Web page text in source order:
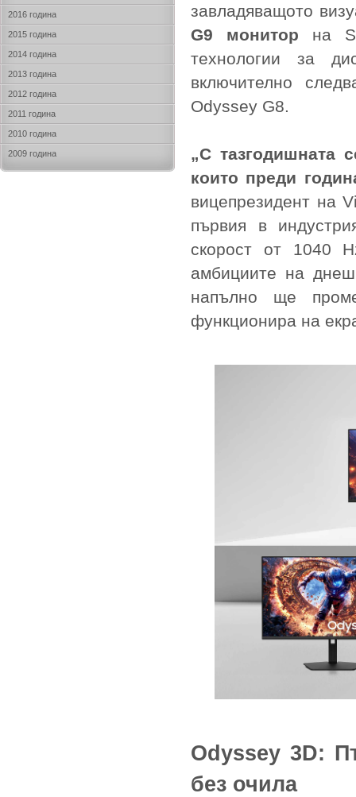
2016 година
2015 година
2014 година
2013 година
2012 година
2011 година
2010 година
2009 година
завладяващото
G9 монитор на
технологии за
включително
Odyssey G8.
„С тазгодишната
които преди
вицепрезидент на
първия в
скорост от 1040
амбициите на
напълно ще
функционира на
Odyssey 3D:
без очила